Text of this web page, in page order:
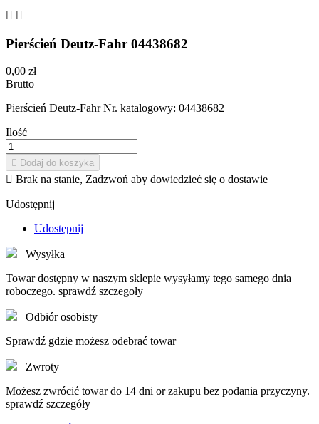
 
Pierścień Deutz-Fahr 04438682
0,00 zł
Brutto
Pierścień Deutz-Fahr Nr. katalogowy: 04438682
Ilość
 Dodaj do koszyka
 Brak na stanie, Zadzwoń aby dowiedzieć się o dostawie
Udostępnij
Udostępnij
Wysyłka
Towar dostępny w naszym sklepie wysyłamy tego samego dnia
roboczego. sprawdź szczegoły
Odbiór osobisty
Sprawdź gdzie możesz odebrać towar
Zwroty
Możesz zwrócić towar do 14 dni or zakupu bez podania przyczyny.
sprawdź szczegóły